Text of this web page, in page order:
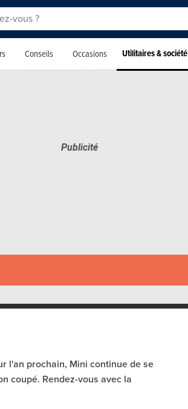
Conseils Occasions Utilitaires & société
l'an prochain, Mini continue de se
coupé. Rendez-vous avec la